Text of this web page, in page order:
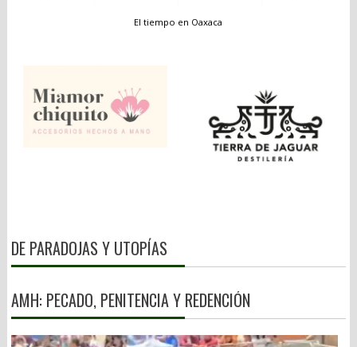
El tiempo en Oaxaca
DE PARADOJAS Y UTOPÍAS
AMH: PECADO, PENITENCIA Y REDENCIÓN